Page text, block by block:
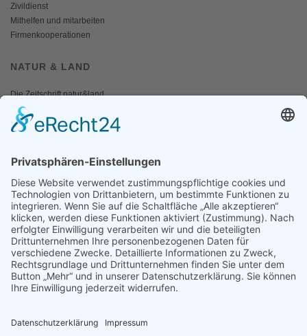
Zivildienst
Mithelfen und mitarbeiten
Firmenkooperationen
NATUR & LAND
Die Zeitschrift natur&land
Archiv
Mediadaten
Fotos und Logos
Presseaussendungen
Presse
Presseinformationen abonnieren
ÜBER UNS
Naturschutzbund
Naturschutzjugend